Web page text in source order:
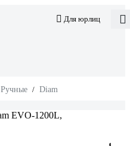
Для юрлиц
Ручные / Diam